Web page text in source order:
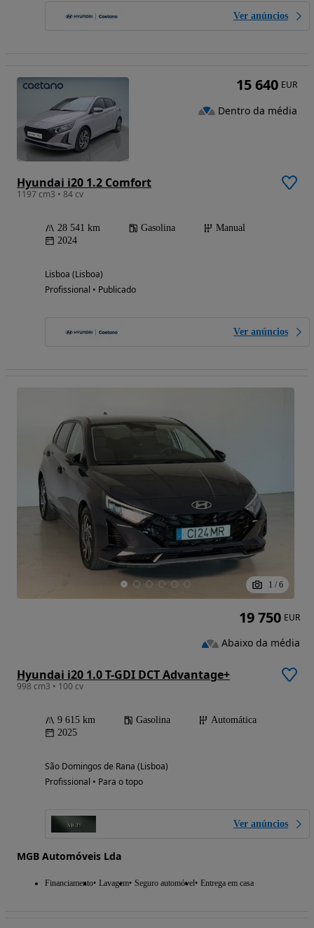
Ver anúncios
Hyundai i20 1.2 Comfort
1197 cm3 • 84 cv
28 541 km Gasolina
Manual
2024
Lisboa (Lisboa)
Profissional • Publicado
Ver anúncios
15 640 EUR
Dentro da média
1 / 6
Hyundai i20 1.0 T-GDI DCT Advantage+
998 cm3 • 100 cv
9 615 km Gasolina
Automática
2025
São Domingos de Rana (Lisboa)
Profissional • Para o topo
Ver anúncios
MGB Automóveis Lda
Financiamento Lavagem Seguro automóvel Entrega em casa
19 750 EUR
Abaixo da média